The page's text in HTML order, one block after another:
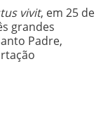
vivit, em 25 de
grandes
Padre,